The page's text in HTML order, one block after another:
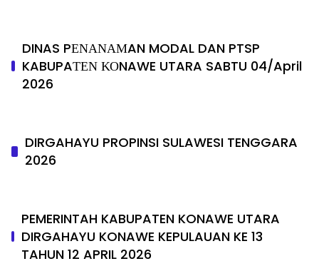
DINAS PΕΝΑΝΑΜAN MODAL DAN PTSP
KABUPAΤΕΝ ΚΟNAWE UTARA SABTU 04/April
2026
DIRGAHAYU PROPINSI SULAWESI TENGGARA
2026
PEMERINTAH KABUPATEN KONAWE UTARA
DIRGAHAYU KONAWE KEPULAUAN KE 13
TAHUN 12 APRIL 2026